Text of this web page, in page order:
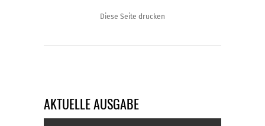
Diese Seite drucken
AKTUELLE AUSGABE